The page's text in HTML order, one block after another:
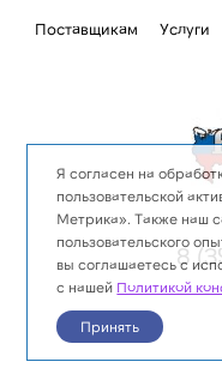
Поставщикам Услуги
8
Я согласен на
пользовательской
Метрика». Также наш
пользовательского
вы соглашаетесь с
с нашей Политикой
Принять